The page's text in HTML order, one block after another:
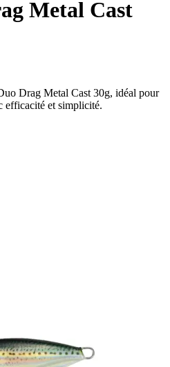
Metal Cast
Drag Metal Cast 30g, idéal pour
efficacité et simplicité.